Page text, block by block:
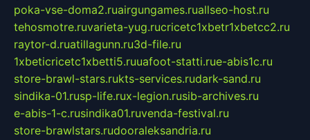
poka-vse-doma2.ruairgungames.ruallseo-host.ru
tehosmotre.ruvarieta-yug.rucricetc1xbetr1xbetcc2.ru
raytor-d.ruatillagunn.ru3d-file.ru
1xbeticricetc1xbetti5.ruuafoot-statti.rue-abis1c.ru
store-brawl-stars.rukts-services.rudark-sand.ru
sindika-01.rusp-life.rux-legion.rusib-archives.ru
e-abis-1-c.rusindika01.ruvenda-festival.ru
store-brawlstars.rudooraleksandria.ru